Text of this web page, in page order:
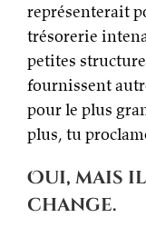
représenterait
trésorerie
petites
fournissent
pour le plus
plus, tu
Oui, mais
change.